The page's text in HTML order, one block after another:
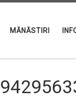
MĂNĂSTIRI